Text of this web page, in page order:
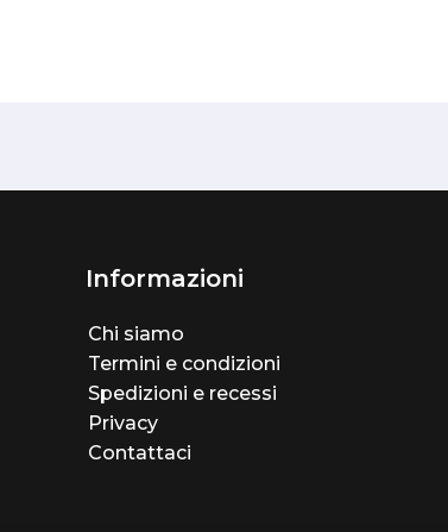
Informazioni
Chi siamo
Termini e condizioni
Spedizioni e recessi
Privacy
Contattaci